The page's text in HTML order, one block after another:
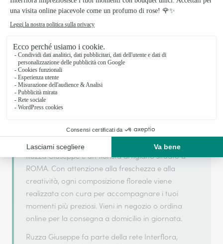
Il tuo fiorista artigiano a ROMA
Ruzza Giuseppe si basa sulla sua partnership con
Interflora, rete di trasmissione floreale di
Ruzza Giuseppe è un fiorista artigiano situato a
ROMA. Con attenzione alla freschezza e alla
creatività, ogni composizione floreale viene
realizzata con cura per accompagnare i tuoi
momenti più preziosi. Vieni in negozio o ordina
online per la consegna a domicilio in giornata.
Ruzza Giuseppe fa parte della rete Interflora,